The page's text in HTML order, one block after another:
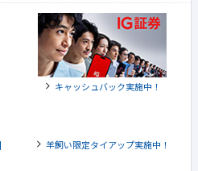
キャッシュバック実施中！
羊飼い限定タイアップ実施中！